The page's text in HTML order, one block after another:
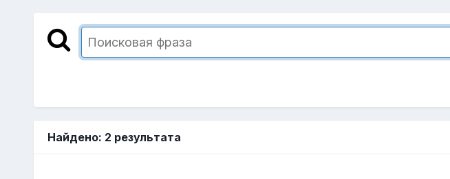
Найдено: 2 результата